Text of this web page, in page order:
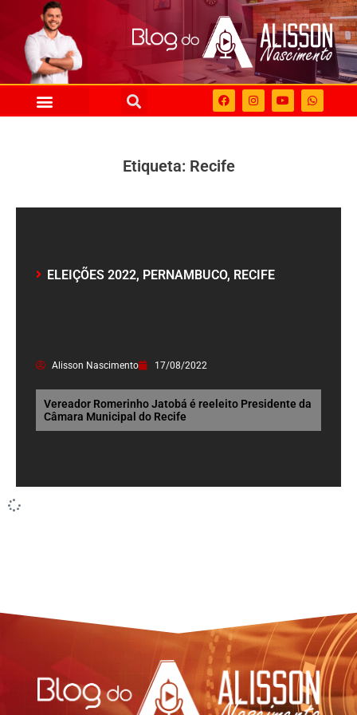
Etiqueta: Recife
ELEIÇÕES 2022, PERNAMBUCO, RECIFE
Alisson Nascimento 17/08/2022
Vereador Romerinho Jatobá é reeleito Presidente da
Câmara Municipal do Recife